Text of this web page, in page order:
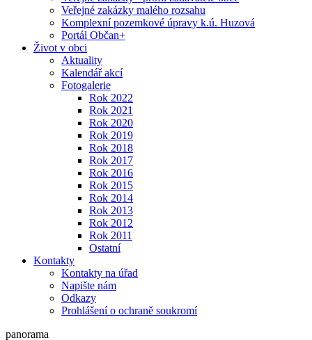
Veřejné zakázky malého rozsahu
Komplexní pozemkové úpravy k.ú. Huzová
Portál Občan+
Život v obci
Aktuality
Kalendář akcí
Fotogalerie
Rok 2022
Rok 2021
Rok 2020
Rok 2019
Rok 2018
Rok 2017
Rok 2016
Rok 2015
Rok 2014
Rok 2013
Rok 2012
Rok 2011
Ostatní
Kontakty
Kontakty na úřad
Napište nám
Odkazy
Prohlášení o ochraně soukromí
panorama